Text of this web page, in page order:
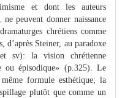
et dont les auteurs
peuvent donner naissance
chrétiens comme
Steiner, au paradoxe
sv): la vision chrétienne
ou épisodique» (p.325). Le
formule esthétique; la
plutôt que comme un